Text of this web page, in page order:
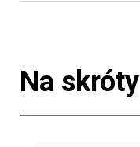
Na skróty